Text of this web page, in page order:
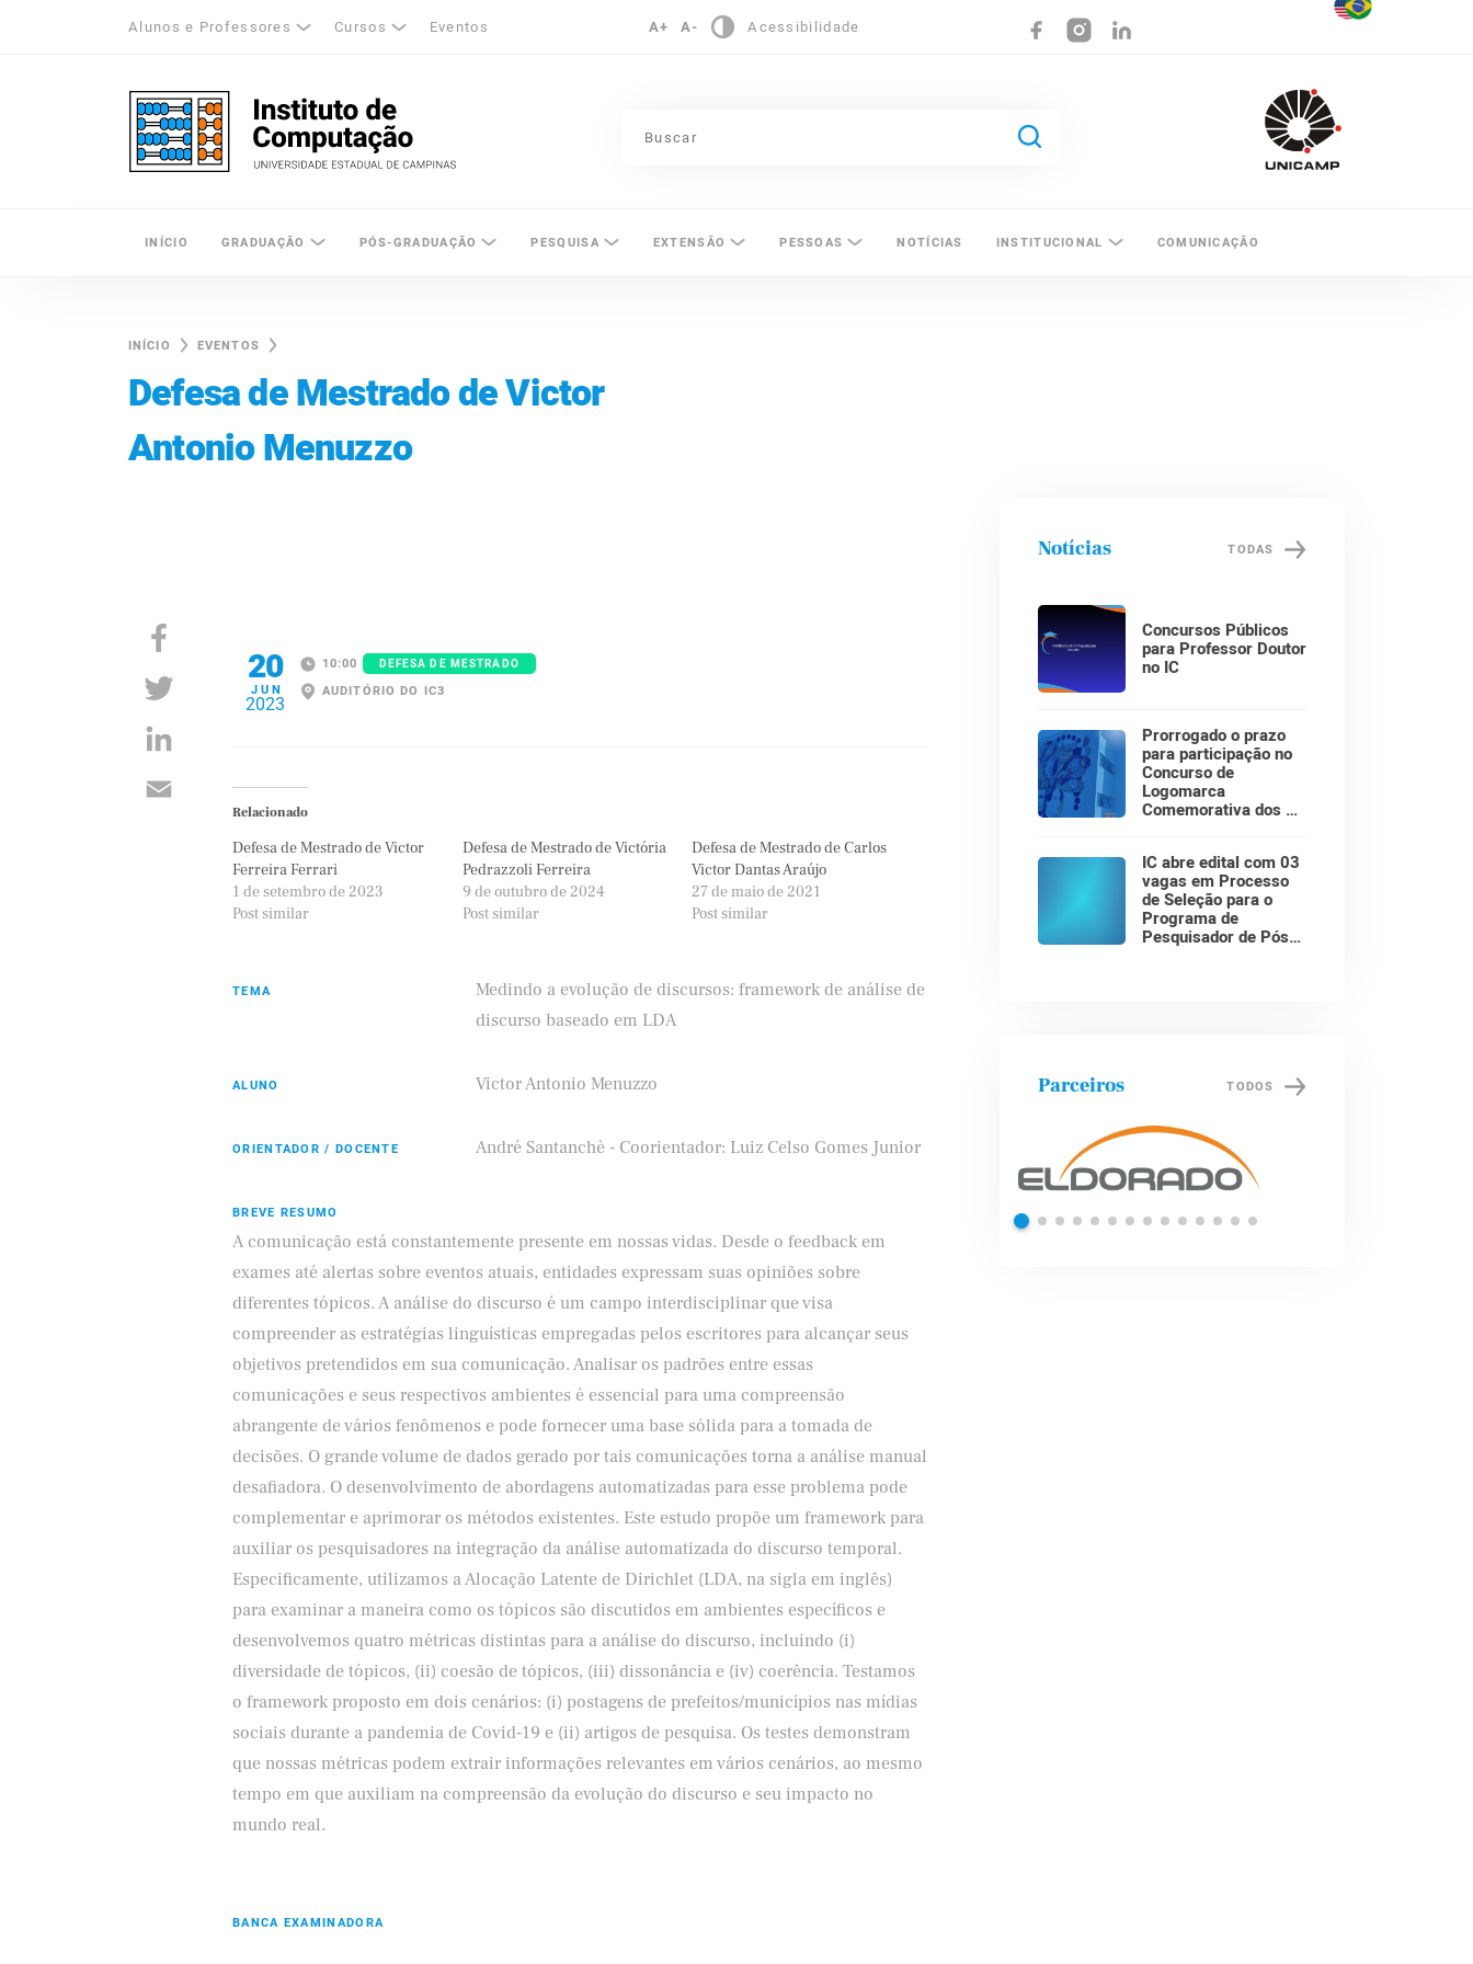
Alunos e Professores Cursos Eventos A+ A- Acessibilidade
Unicamp - Universidade Estadual de Campinas
INÍCIO GRADUAÇÃO PÓS-GRADUAÇÃO PESQUISA EXTENSÃO PESSOAS NOTÍCIAS INSTITUCIONAL COMUNICAÇÃO
INÍCIO EVENTOS
Defesa de Mestrado de Victor
Antonio Menuzzo
20
JUN
2023
10:00 DEFESA DE MESTRADO
AUDITÓRIO DO IC3
Relacionado
Defesa de Mestrado de Victor
Ferreira Ferrari
1 de setembro de 2023
Post similar
Defesa de Mestrado de Victória
Pedrazzoli Ferreira
9 de outubro de 2024
Post similar
Defesa de Mestrado de Carlos
Victor Dantas Araújo
27 de maio de 2021
Post similar
TEMA
Medindo a evolução de discursos: framework de análise de
discurso baseado em LDA
ALUNO Victor Antonio Menuzzo
ORIENTADOR / DOCENTE André Santanchè - Coorientador: Luiz Celso Gomes Junior
BREVE RESUMO
A comunicação está constantemente presente em nossas vidas. Desde o feedback em
exames até alertas sobre eventos atuais, entidades expressam suas opiniões sobre
diferentes tópicos. A análise do discurso é um campo interdisciplinar que visa
compreender as estratégias linguísticas empregadas pelos escritores para alcançar seus
objetivos pretendidos em sua comunicação. Analisar os padrões entre essas
comunicações e seus respectivos ambientes é essencial para uma compreensão
abrangente de vários fenômenos e pode fornecer uma base sólida para a tomada de
decisões. O grande volume de dados gerado por tais comunicações torna a análise manual
desafiadora. O desenvolvimento de abordagens automatizadas para esse problema pode
complementar e aprimorar os métodos existentes. Este estudo propõe um framework para
auxiliar os pesquisadores na integração da análise automatizada do discurso temporal.
Especificamente, utilizamos a Alocação Latente de Dirichlet (LDA, na sigla em inglês)
para examinar a maneira como os tópicos são discutidos em ambientes específicos e
desenvolvemos quatro métricas distintas para a análise do discurso, incluindo (i)
diversidade de tópicos, (ii) coesão de tópicos, (iii) dissonância e (iv) coerência. Testamos
o framework proposto em dois cenários: (i) postagens de prefeitos/municípios nas mídias
sociais durante a pandemia de Covid-19 e (ii) artigos de pesquisa. Os testes demonstram
que nossas métricas podem extrair informações relevantes em vários cenários, ao mesmo
tempo em que auxiliam na compreensão da evolução do discurso e seu impacto no
mundo real.
BANCA EXAMINADORA
Notícias TODAS
Concursos Públicos
para Professor Doutor
no IC
Prorrogado o prazo
para participação no
Concurso de
Logomarca
Comemorativa dos 30
IC abre edital com 03
vagas em Processo
de Seleção para o
Programa de
Pesquisador de Pós-
Parceiros TODOS
ifood Banco Santander Shell